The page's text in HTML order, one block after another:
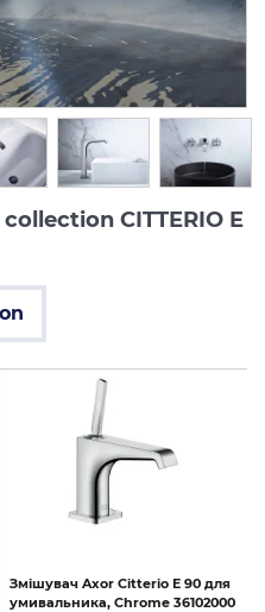
CITTERIO E
Змішувач Axor Citterio E 90 для
умивальника, Chrome 36102000